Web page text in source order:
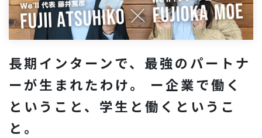
長期インターンで、最強のパートナ
ーが生まれたわけ。 ー企業で働く
ということ、学生と働くというこ
と。